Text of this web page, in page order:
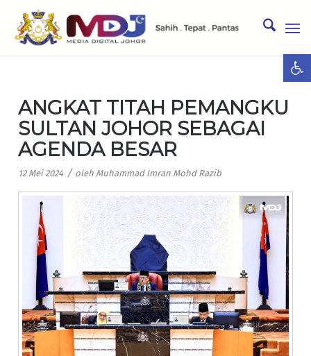
ANGKAT TITAH PEMANGKU
SULTAN JOHOR SEBAGAI
AGENDA BESAR
12 Mei 2024 / oleh Muhammad Imran Mohd Razib